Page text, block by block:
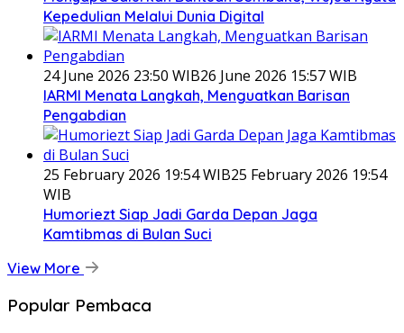
Kepedulian Melalui Dunia Digital
24 June 2026 23:50 WIB26 June 2026 15:57 WIB
IARMI Menata Langkah, Menguatkan Barisan
Pengabdian
25 February 2026 19:54 WIB25 February 2026 19:54
WIB
Humoriezt Siap Jadi Garda Depan Jaga
Kamtibmas di Bulan Suci
View More
Popular Pembaca